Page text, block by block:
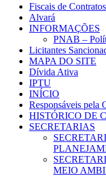
Fiscais de Contratos
Alvará
INFORMAÇÕES
PNAB –
Licitantes
MAPA DO SITE
Dívida Ativa
IPTU
INÍCIO
Responsáveis pela
HISTÓRICO DE
SECRETARIAS
MEIO